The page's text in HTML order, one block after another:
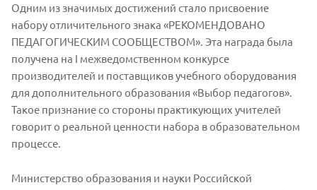
Одним из значимых достижений стало присвоение
набору отличительного знака «РЕКОМЕНДОВАНО
ПЕДАГОГИЧЕСКИМ СООБЩЕСТВОМ». Эта награда была
получена на I межведомственном конкурсе
производителей и поставщиков учебного оборудования
для дополнительного образования «Выбор педагогов».
Такое признание со стороны практикующих учителей
говорит о реальной ценности набора в образовательном
процессе.
Министерство образования и науки Российской